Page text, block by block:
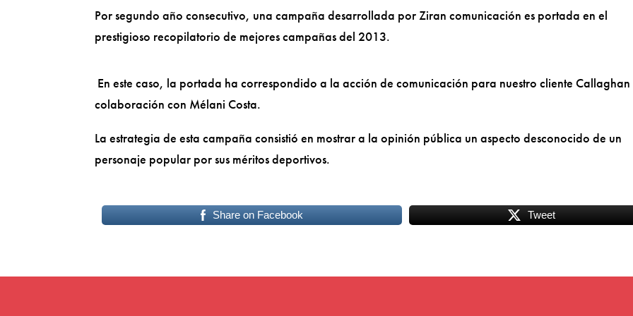
Por segundo año consecutivo, una campaña desarrollada por Ziran comunicación es portada en el
prestigioso recopilatorio de mejores campañas del 2013.
En este caso, la portada ha correspondido a la acción de comunicación para nuestro cliente Callaghan
colaboración con Mélani Costa.
La estrategia de esta campaña consistió en mostrar a la opinión pública un aspecto desconocido de un
personaje popular por sus méritos deportivos.
Share on Facebook Tweet